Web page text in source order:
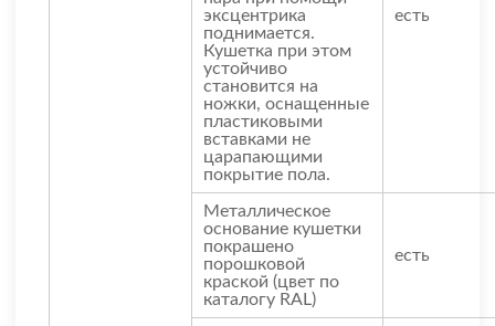
эксцентрика
поднимается.
Кушетка при этом
устойчиво
становится на
ножки, оснащенные
пластиковыми
вставками не
царапающими
покрытие пола.
есть
Металлическое
основание кушетки
покрашено
порошковой
краской (цвет по
каталогу RAL)
есть